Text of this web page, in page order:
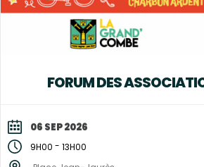
FORUM DES
06 SEP 2026
9H00 - 13H00